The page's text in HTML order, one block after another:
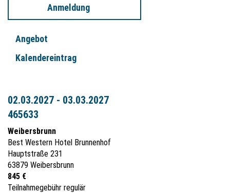
Anmeldung
Angebot
Kalendereintrag
02.03.2027 - 03.03.2027
465633
Weibersbrunn
Best Western Hotel Brunnenhof
Hauptstraße 231
63879 Weibersbrunn
845 €
Teilnahmegebühr regulär